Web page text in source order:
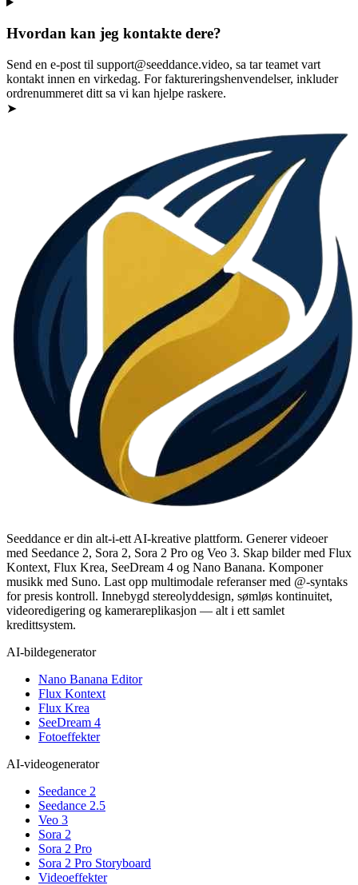
Hvordan kan jeg kontakte dere?
Send en e-post til support@seeddance.video, sa tar teamet vart
kontakt innen en virkedag. For faktureringshenvendelser, inkluder
ordrenummeret ditt sa vi kan hjelpe raskere.
➤
Seeddance er din alt-i-ett AI-kreative plattform. Generer videoer
med Seedance 2, Sora 2, Sora 2 Pro og Veo 3. Skap bilder med Flux
Kontext, Flux Krea, SeeDream 4 og Nano Banana. Komponer
musikk med Suno. Last opp multimodale referanser med @-syntaks
for presis kontroll. Innebygd stereolyddesign, sømløs kontinuitet,
videoredigering og kamerareplikasjon — alt i ett samlet
kredittsystem.
AI-bildegenerator
Nano Banana Editor
Flux Kontext
Flux Krea
SeeDream 4
Fotoeffekter
AI-videogenerator
Seedance 2
Seedance 2.5
Veo 3
Sora 2
Sora 2 Pro
Sora 2 Pro Storyboard
Videoeffekter